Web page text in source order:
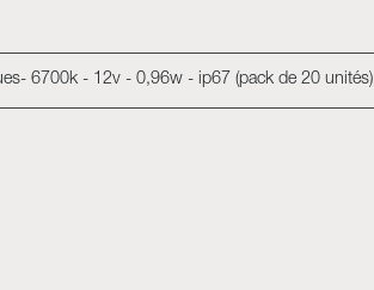
6700k - 12v - 0,96w - ip67 (pack de 20 unités)